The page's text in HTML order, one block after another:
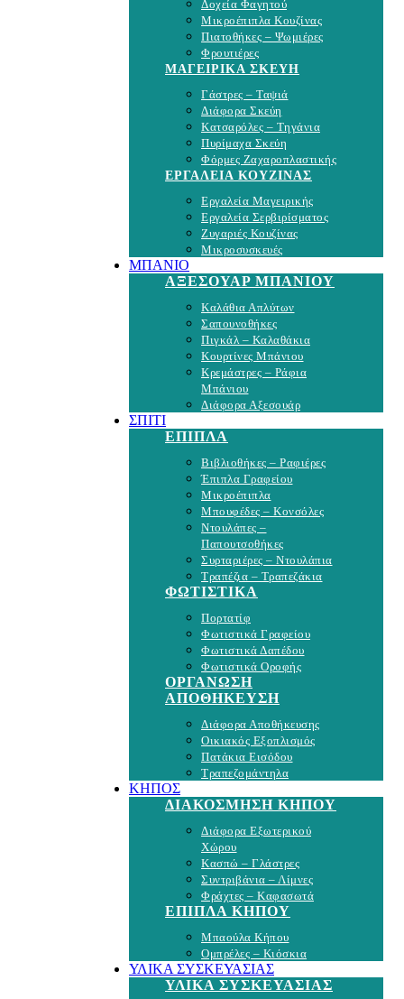
Δοχεία Φαγητού
Μικροέπιπλα Κουζίνας
Πιατοθήκες – Ψωμιέρες
Φρουτιέρες
ΜΑΓΕΙΡΙΚΑ ΣΚΕΥΗ
Γάστρες – Ταψιά
Διάφορα Σκεύη
Κατσαρόλες – Τηγάνια
Πυρίμαχα Σκεύη
Φόρμες Ζαχαροπλαστικής
ΕΡΓΑΛΕΙΑ ΚΟΥΖΙΝΑΣ
Εργαλεία Μαγειρικής
Εργαλεία Σερβιρίσματος
Ζυγαριές Κουζίνας
Μικροσυσκευές
ΜΠΑΝΙΟ
ΑΞΕΣΟΥΑΡ ΜΠΑΝΙΟΥ
Καλάθια Απλύτων
Σαπουνοθήκες
Πιγκάλ – Καλαθάκια
Κουρτίνες Μπάνιου
Κρεμάστρες – Ράφια
Μπάνιου
Διάφορα Αξεσουάρ
ΣΠΙΤΙ
ΕΠΙΠΛΑ
Βιβλιοθήκες – Ραφιέρες
Έπιπλα Γραφείου
Μικροέπιπλα
Μπουφέδες – Κονσόλες
Ντουλάπες –
Παπουτσοθήκες
Συρταριέρες – Ντουλάπια
Τραπέζια – Τραπεζάκια
ΦΩΤΙΣΤΙΚΑ
Πορτατίφ
Φωτιστικά Γραφείου
Φωτιστικά Δαπέδου
Φωτιστικά Οροφής
ΟΡΓΑΝΩΣΗ
ΑΠΟΘΗΚΕΥΣΗ
Διάφορα Αποθήκευσης
Οικιακός Εξοπλισμός
Πατάκια Εισόδου
Τραπεζομάντηλα
ΚΗΠΟΣ
ΔΙΑΚΟΣΜΗΣΗ ΚΗΠΟΥ
Διάφορα Εξωτερικού
Χώρου
Κασπώ – Γλάστρες
Συντριβάνια – Λίμνες
Φράχτες – Καφασωτά
ΕΠΙΠΛΑ ΚΗΠΟΥ
Μπαούλα Κήπου
Ομπρέλες – Κιόσκια
ΥΛΙΚΑ ΣΥΣΚΕΥΑΣΙΑΣ
ΥΛΙΚΑ ΣΥΣΚΕΥΑΣΙΑΣ